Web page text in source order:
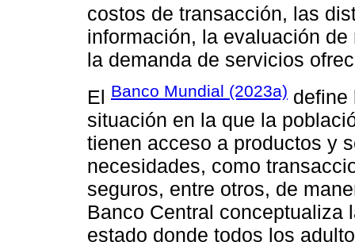
costos de transacción, las
información, la evaluación
la demanda de servicios
El Banco Mundial (2023a) define
situación en la que la
tienen acceso a productos y
necesidades, como
seguros, entre otros, de
Banco Central conceptualiza
estado donde todos los